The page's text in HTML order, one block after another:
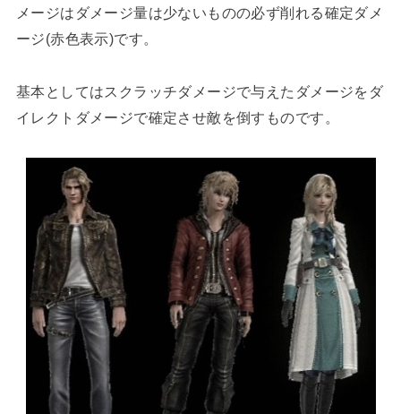
メージはダメージ量は少ないものの必ず削れる確定ダメ
ージ(赤色表示)です。
基本としてはスクラッチダメージで与えたダメージをダ
イレクトダメージで確定させ敵を倒すものです。